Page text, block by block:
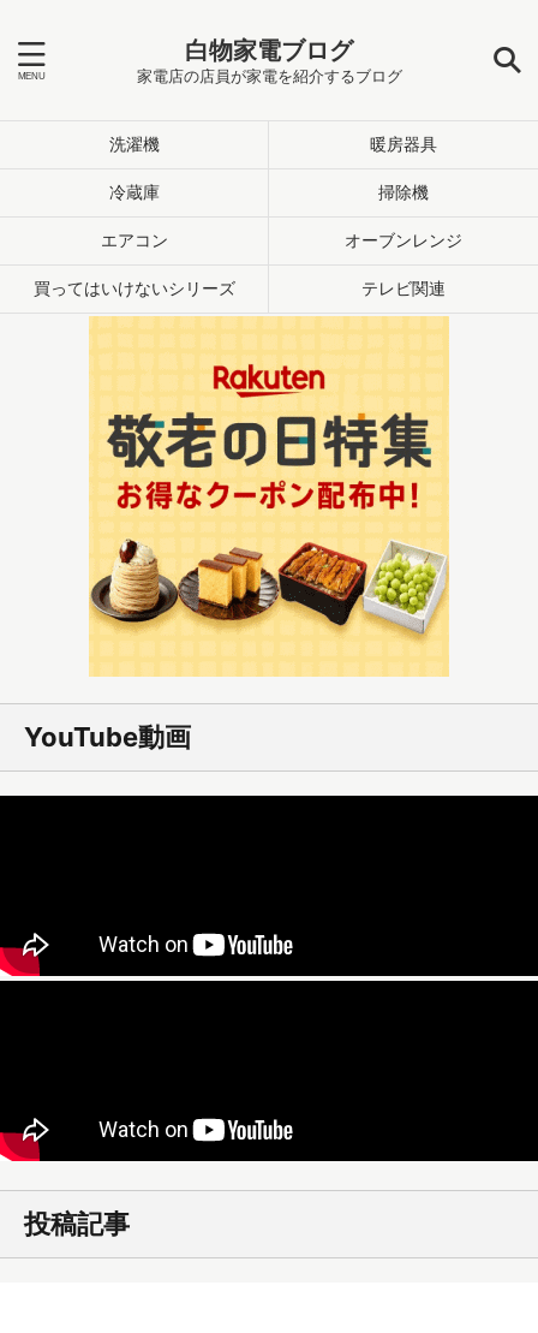
白物家電ブログ
家電店の店員が家電を紹介するブログ
洗濯機 暖房器具
冷蔵庫 掃除機
エアコン オーブンレンジ
買ってはいけないシリーズ テレビ関連
YouTube動画
投稿記事